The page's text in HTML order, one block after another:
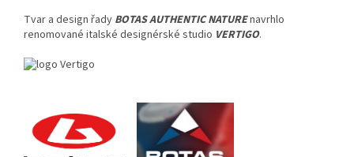
Tvar a design řady BOTAS AUTHENTIC NATUREnavrhlo
renomované italské designérské studio VERTIGO.